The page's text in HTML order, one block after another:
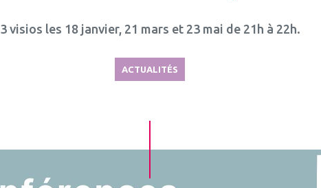
3 visios les 18 janvier, 21 mars et 23 mai de 21h à 22h.
ACTUALITÉS